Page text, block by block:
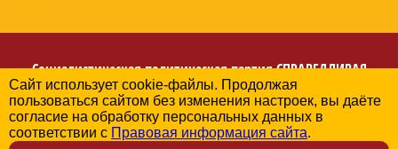
Социалистическая политическая партияСПРАВЕДЛИВАЯ
РОССИЯ
Региональное отделение партии в Брянской области
© 2006-2026
Сайт использует cookie-файлы. Продолжая
пользоваться сайтом без изменения настроек, вы даёте
согласие на обработку персональных данных в
соответствии с Правовая информация сайта.